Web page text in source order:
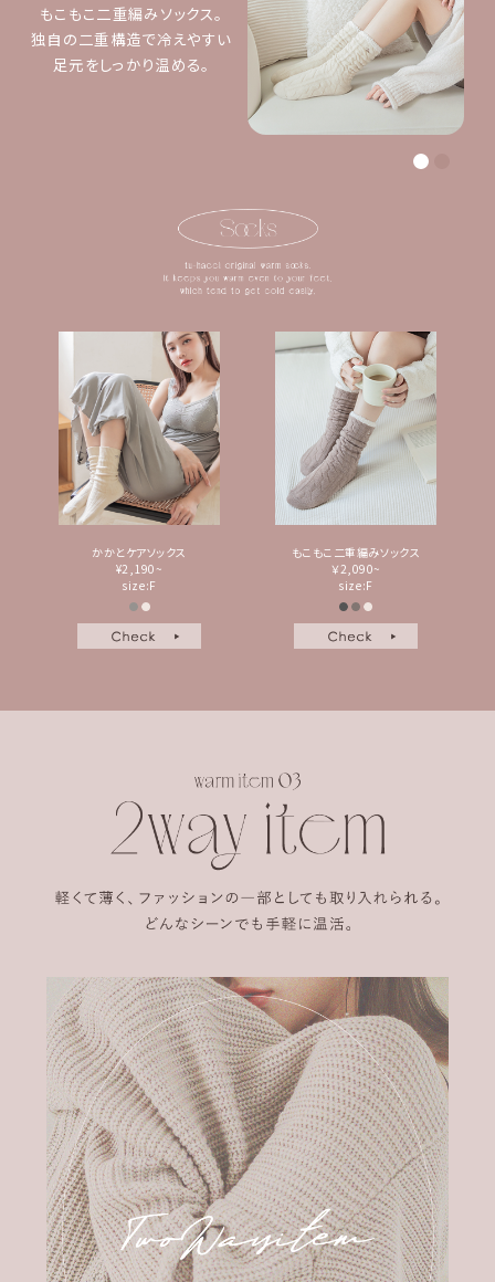
もこもこ二重編みソックス。
独自の二重構造で冷えやすい
足元をしっかり温める。
かかとケアソックス
¥2,190~
size:F
もこもこ二重編みソックス
￥2,090~
size:F